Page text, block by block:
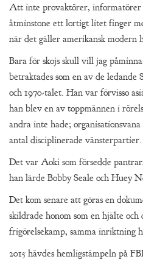
Att inte provaktörer,
åtminstone ett lortigt litet finger
när det gäller amerikansk modern
Bara för skojs skull vill jag
betraktades som en av de
och 1970-talet. Han var förvisso
han blev en av toppmännen i
andra inte hade;
antal disciplinerade vänsterpartier.
Det var Aoki som försedde
han lärde Bobby Seale och Huey
Det kom senare att göras en
skildrade honom som en hjälte
frigörelsekamp, samma inriktning
2015 hävdes hemligstämpeln på